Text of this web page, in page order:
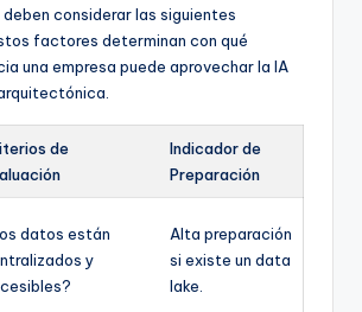
considerar las siguientes
factores determinan con qué
una empresa puede aprovechar la IA
de
Indicador de
Preparación
datos están
y
Alta preparación
si existe un data
lake.